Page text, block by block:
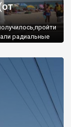
радиальные